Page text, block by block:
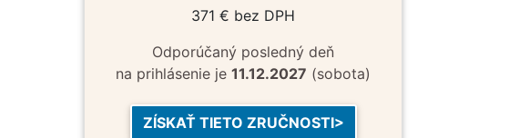
371 € bez DPH
Odporúčaný posledný deň
na prihlásenie je 11.12.2027 (sobota)
ZÍSKAŤ TIETO ZRUČNOSTI>